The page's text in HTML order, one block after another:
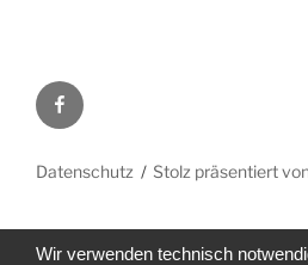
Facebook
Datenschutz Stolz präsentiert
Wir verwenden technisch